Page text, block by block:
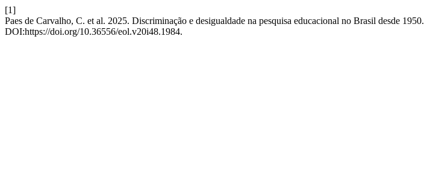
[1]
Paes de Carvalho, C. et al. 2025. Discriminação e desigualdade na pesquisa educacional no Brasil desde 1950.
DOI:https://doi.org/10.36556/eol.v20i48.1984.